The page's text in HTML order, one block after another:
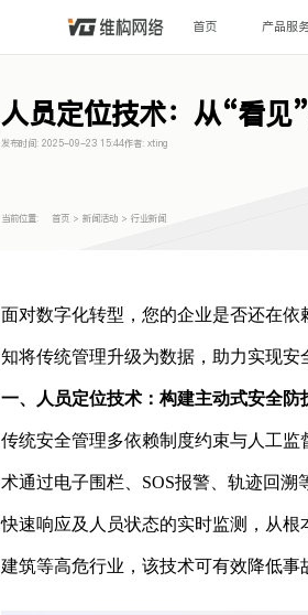
首页 产品服
人员定位技术：从“看见
发布时间: 2025-09-23 15:44作者: xting
当前位置: 首页 > 新闻活动 > 行业新闻
面对数字化转型，您的企业是否还在
知将传统管理升级为数据，助力实现安
一、人员定位技术：构建主动式安全防
传统安全管理多依赖制度约束与人工
术通过电子围栏、SOS报警、轨迹回
快速响应及人员状态的实时监测，从根
建筑等高危行业，该技术可有效降低事